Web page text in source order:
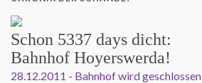
Schon 5337 days dicht:
Bahnhof Hoyerswerda!
28.12.2011 - Bahnhof wird geschlossen